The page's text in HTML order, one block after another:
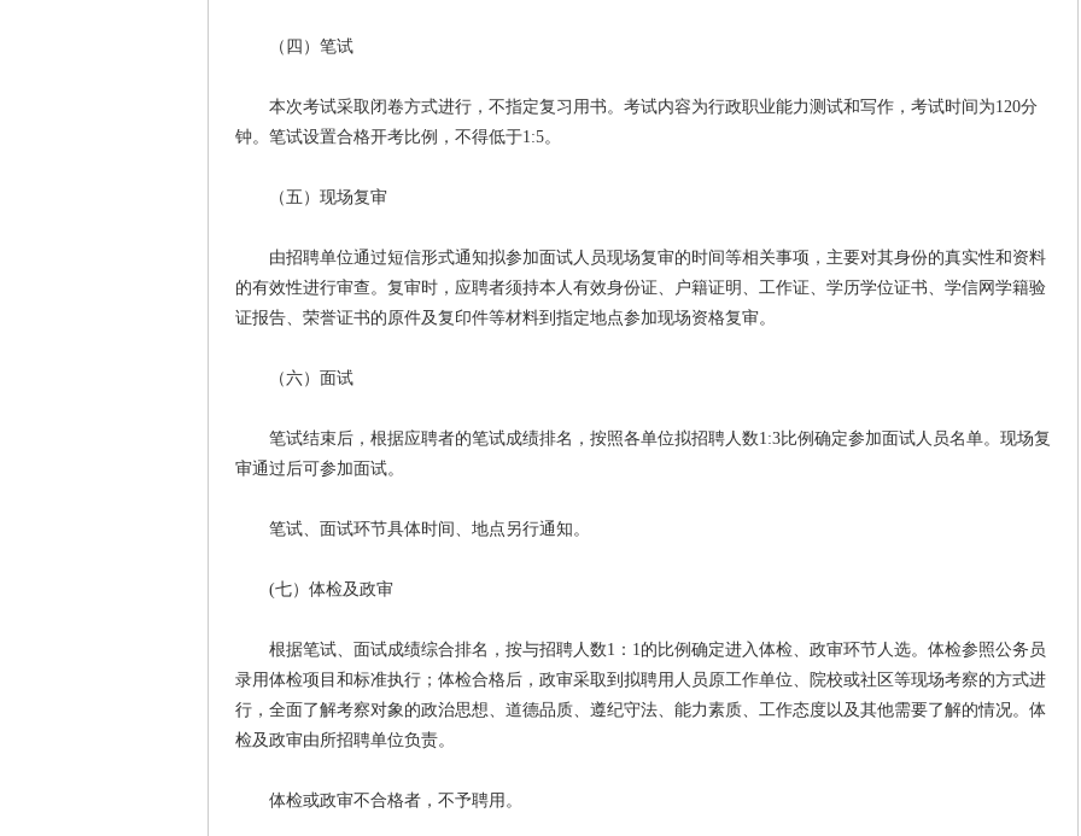
（四）笔试
本次考试采取闭卷方式进行，不指定复习用书。考试内容为行政职业能力测试和写作，考试时间为120分
钟。笔试设置合格开考比例，不得低于1:5。
（五）现场复审
由招聘单位通过短信形式通知拟参加面试人员现场复审的时间等相关事项，主要对其身份的真实性和资料
的有效性进行审查。复审时，应聘者须持本人有效身份证、户籍证明、工作证、学历学位证书、学信网学籍验
证报告、荣誉证书的原件及复印件等材料到指定地点参加现场资格复审。
（六）面试
笔试结束后，根据应聘者的笔试成绩排名，按照各单位拟招聘人数1:3比例确定参加面试人员名单。现场复
审通过后可参加面试。
笔试、面试环节具体时间、地点另行通知。
(七）体检及政审
根据笔试、面试成绩综合排名，按与招聘人数1：1的比例确定进入体检、政审环节人选。体检参照公务员
录用体检项目和标准执行；体检合格后，政审采取到拟聘用人员原工作单位、院校或社区等现场考察的方式进
行，全面了解考察对象的政治思想、道德品质、遵纪守法、能力素质、工作态度以及其他需要了解的情况。体
检及政审由所招聘单位负责。
体检或政审不合格者，不予聘用。